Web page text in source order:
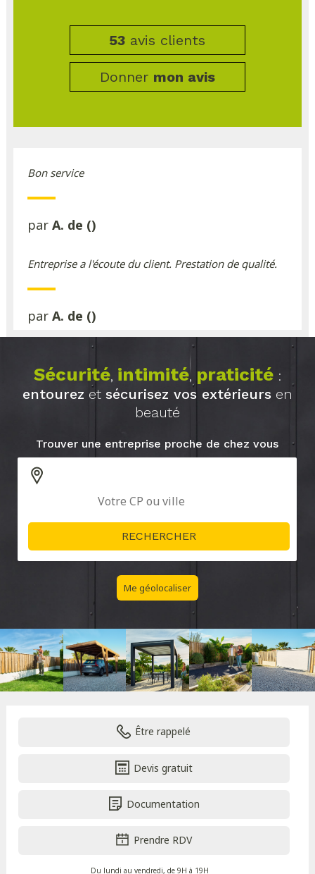
53 avis clients
Donner mon avis
Bon service
par A. de ()
Entreprise a l'écoute du client. Prestation de qualité.
par A. de ()
Sécurité, intimité, praticité:
entourez et sécurisez vos extérieurs en
beauté
Trouver une entreprise proche de chez vous
Me géolocaliser
Être rappelé
Devis gratuit
Documentation
Prendre RDV
Du lundi au vendredi, de 9H à 19H